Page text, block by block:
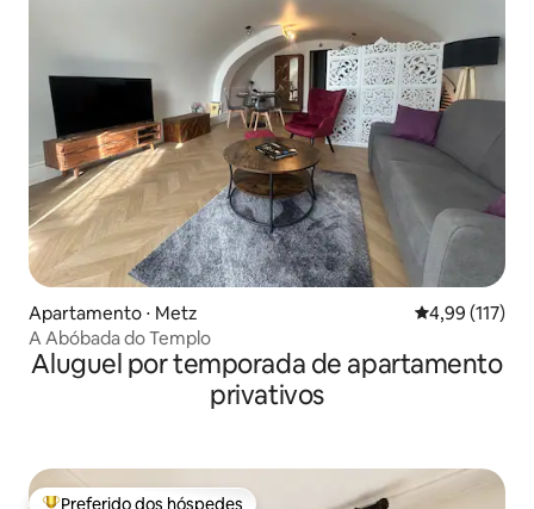
Apartamento ⋅ Metz 4,99 de uma
4,99 (117)
A Abóbada do Templo
Aluguel por temporada de apartamento
privativos
Preferido dos hóspedes